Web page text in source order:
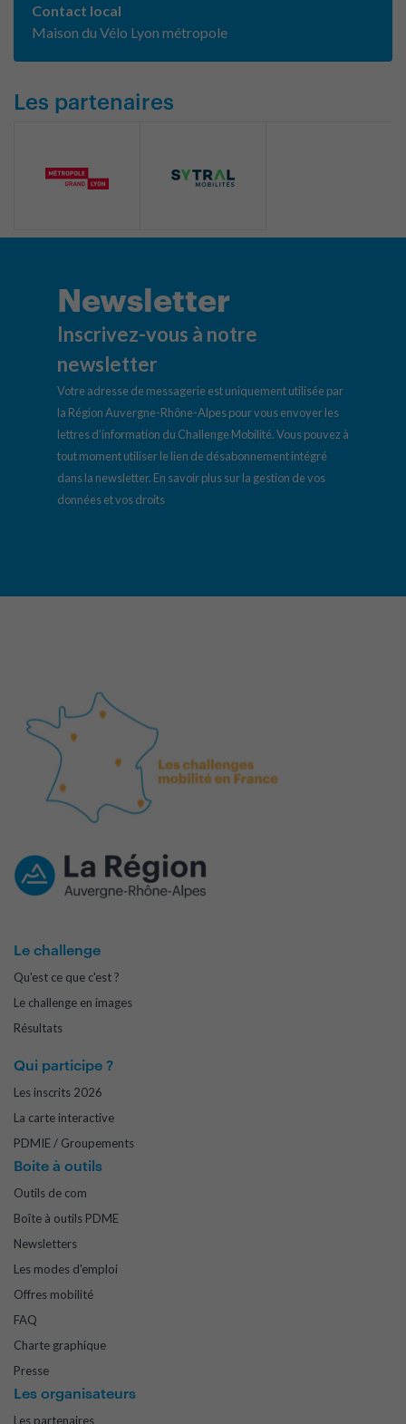
Contact local
Maison du Vélo Lyon métropole
Les partenaires
Newsletter
Inscrivez-vous à notre
newsletter
Votre adresse de messagerie est uniquement utilisée par
la Région Auvergne-Rhône-Alpes pour vous envoyer les
lettres d’information du Challenge Mobilité. Vous pouvez à
tout moment utiliser le lien de désabonnement intégré
dans la newsletter. En savoir plus sur la gestion de vos
données et vos droits
Le challenge
Qu'est ce que c'est ?
Le challenge en images
Résultats
Qui participe ?
Les inscrits 2026
La carte interactive
PDMIE / Groupements
Boite à outils
Outils de com
Boîte à outils PDME
Newsletters
Les modes d'emploi
Offres mobilité
FAQ
Charte graphique
Presse
Les organisateurs
Les partenaires